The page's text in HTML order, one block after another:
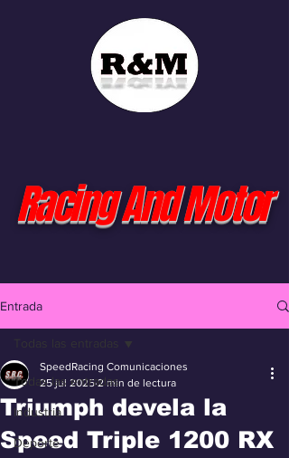
Racing And Motor
Entrada
Todas las entradas
Industria
Deporte
Todas las entradas
Triumph devela la
Speed Triple 1200 RX
SpeedRacing Comunicaciones
25 jul 2025 2 min de lectura